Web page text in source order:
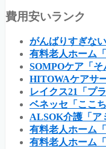
費用安いランク
がんばりすぎな
有料老人ホーム
SOMPOケア「そ
HITOWAケアサ
レイクス21「プ
ベネッセ「ここち
ALSOK介護「ア
有料老人ホーム
有料老人ホーム